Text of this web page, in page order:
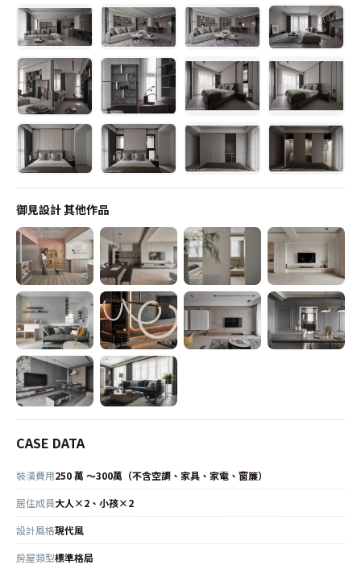
御見設計其他作品
CASE DATA
裝潢費用250 萬 ～300萬（不含空調、家具、家電、窗簾）
居住成員大人×2、小孩×2
設計風格現代風
房屋類型標準格局